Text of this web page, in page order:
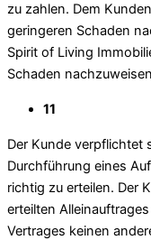
zu zahlen. Dem
geringeren Schaden
Spirit of Living
Schaden
11
Der Kunde verpflichtet
Durchführung eines
richtig zu erteilen. Der
erteilten
Vertrages keinen